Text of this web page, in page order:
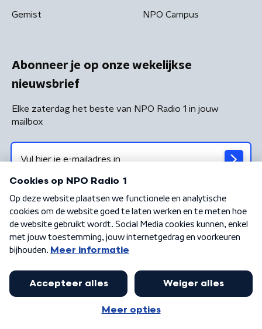
Gemist NPO Campus
Abonneer je op onze wekelijkse
nieuwsbrief
Elke zaterdag het beste van NPO Radio 1 in jouw
mailbox
Algemene voorwaarden